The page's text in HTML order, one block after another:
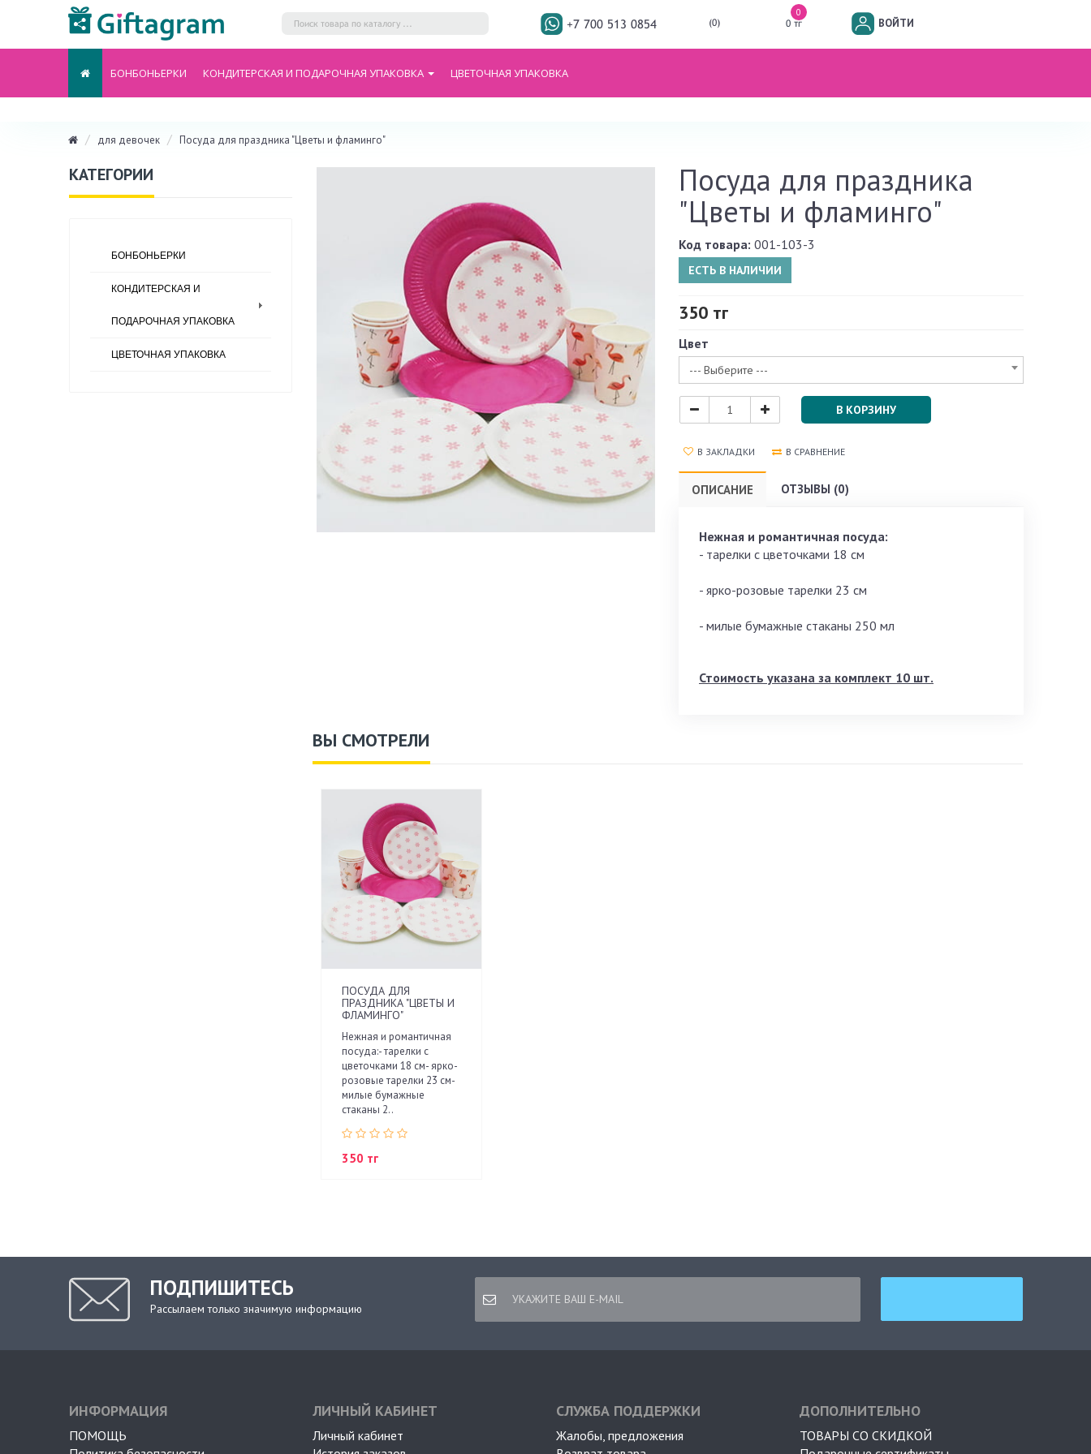
+7 700 513 0854 (0)
0
0 тг
ВОЙТИ
БОНБОНЬЕРКИ КОНДИТЕРСКАЯ И ПОДАРОЧНАЯ УПАКОВКА ЦВЕТОЧНАЯ УПАКОВКА
для девочек Посуда для праздника "Цветы и фламинго"
КАТЕГОРИИ
БОНБОНЬЕРКИ
КОНДИТЕРСКАЯ И
ПОДАРОЧНАЯ УПАКОВКА
ЦВЕТОЧНАЯ УПАКОВКА
Посуда для праздника
"Цветы и фламинго"
Код товара: 001-103-3
ЕСТЬ В НАЛИЧИИ
350 тг
Цвет
--- Выберите ---
В КОРЗИНУ
В ЗАКЛАДКИ В СРАВНЕНИЕ
ОПИСАНИЕ ОТЗЫВЫ (0)
Нежная и романтичная посуда:
- тарелки с цветочками 18 см
- ярко-розовые тарелки 23 см
- милые бумажные стаканы 250 мл
Стоимость указана за комплект 10 шт.
ВЫ СМОТРЕЛИ
ПОСУДА ДЛЯ
ПРАЗДНИКА "ЦВЕТЫ И
ФЛАМИНГО"
Нежная и романтичная
посуда:- тарелки с
цветочками 18 см- ярко-
розовые тарелки 23 см-
милые бумажные
стаканы 2..
350 тг
ПОДПИШИТЕСЬ
Рассылаем только значимую информацию
ИНФОРМАЦИЯ
ПОМОЩЬ
ЛИЧНЫЙ КАБИНЕТ
Личный кабинет
СЛУЖБА ПОДДЕРЖКИ
Жалобы, предложения
ДОПОЛНИТЕЛЬНО
ТОВАРЫ СО СКИДКОЙ